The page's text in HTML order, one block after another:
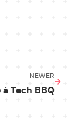
NEWER
Tech BBQ